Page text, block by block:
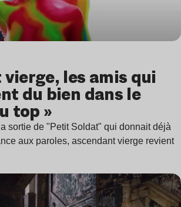
les amis qui
du bien dans le
top »
sortie de "Petit Soldat" qui donnait déjà
aux paroles, ascendant vierge revient